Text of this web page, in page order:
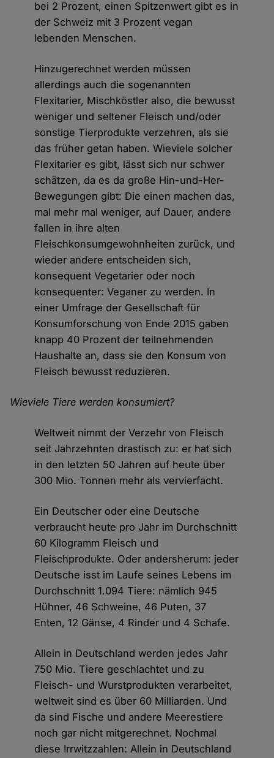
bei 2 Prozent, einen Spitzenwert gibt es in
der Schweiz mit 3 Prozent vegan
lebenden Menschen.
Hinzugerechnet werden müssen
allerdings auch die sogenannten
Flexitarier, Mischköstler also, die bewusst
weniger und seltener Fleisch und/oder
sonstige Tierprodukte verzehren, als sie
das früher getan haben. Wieviele solcher
Flexitarier es gibt, lässt sich nur schwer
schätzen, da es da große Hin-und-Her-
Bewegungen gibt: Die einen machen das,
mal mehr mal weniger, auf Dauer, andere
fallen in ihre alten
Fleischkonsumgewohnheiten zurück, und
wieder andere entscheiden sich,
konsequent Vegetarier oder noch
konsequenter: Veganer zu werden. In
einer Umfrage der Gesellschaft für
Konsumforschung von Ende 2015 gaben
knapp 40 Prozent der teilnehmenden
Haushalte an, dass sie den Konsum von
Fleisch bewusst reduzieren.
Wieviele Tiere werden konsumiert?
Weltweit nimmt der Verzehr von Fleisch
seit Jahrzehnten drastisch zu: er hat sich
in den letzten 50 Jahren auf heute über
300 Mio. Tonnen mehr als vervierfacht.
Ein Deutscher oder eine Deutsche
verbraucht heute pro Jahr im Durchschnitt
60 Kilogramm Fleisch und
Fleischprodukte. Oder andersherum: jeder
Deutsche isst im Laufe seines Lebens im
Durchschnitt 1.094 Tiere: nämlich 945
Hühner, 46 Schweine, 46 Puten, 37
Enten, 12 Gänse, 4 Rinder und 4 Schafe.
Allein in Deutschland werden jedes Jahr
750 Mio. Tiere geschlachtet und zu
Fleisch- und Wurstprodukten verarbeitet,
weltweit sind es über 60 Milliarden. Und
da sind Fische und andere Meerestiere
noch gar nicht mitgerechnet. Nochmal
diese Irrwitzzahlen: Allein in Deutschland